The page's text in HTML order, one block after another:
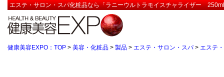
エステ・サロン・スパ化粧品なら「ラニーウルトラモイスチャライザー
健康美容EXPO：TOP > 美容・化粧品 > 製品 > エステ・サロン・スパ> エステ